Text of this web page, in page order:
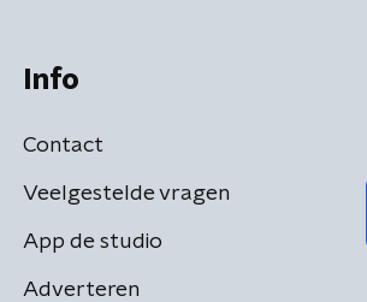
Info
Contact
Veelgestelde vragen
App de studio
Adverteren